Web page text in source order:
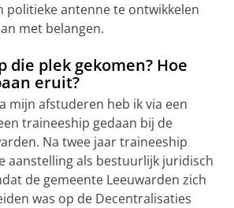
politieke antenne te ontwikkelen
met belangen.
die plek gekomen? Hoe
eruit?
mijn afstuderen heb ik via een
traineeship gedaan bij de
Na twee jaar traineeship
aanstelling als bestuurlijk juridisch
de gemeente Leeuwarden zich
was op de Decentralisaties